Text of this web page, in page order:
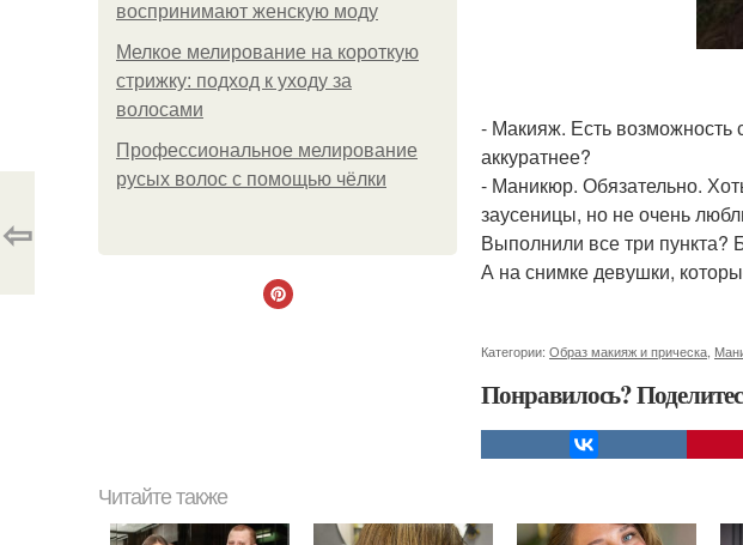
воспринимают женскую моду
Мелкое мелирование на короткую
стрижку: подход к уходу за
волосами
Профессиональное мелирование
русых волос с помощью чёлки
- Макияж. Есть возможность
аккуратнее?
- Маникюр. Обязательно.
заусеницы, но не очень
Выполнили все три пункта?
А на снимке девушки,
Категории: Образ макияж и прическа
Понравилось?
⇦
Читайте также